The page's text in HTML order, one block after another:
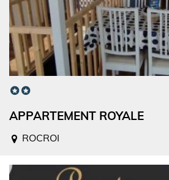
APPARTEMENT ROYALE
ROCROI